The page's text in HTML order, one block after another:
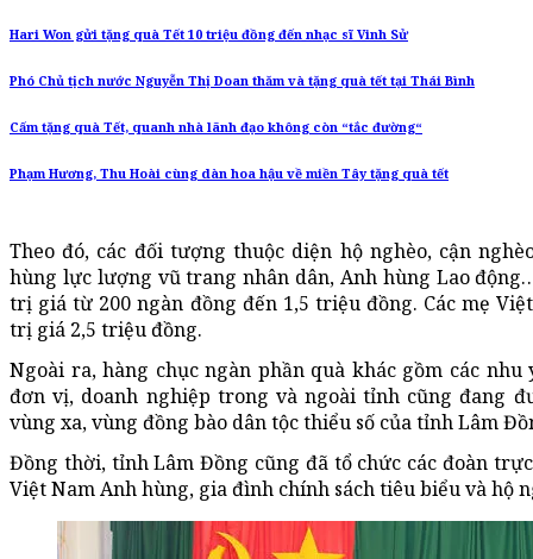
Hari Won gửi tặng quà Tết 10 triệu đồng đến nhạc sĩ Vinh Sử
Phó Chủ tịch nước Nguyễn Thị Doan thăm và tặng quà tết tại Thái Bình
Cấm tặng quà Tết, quanh nhà lãnh đạo không còn “tắc đường“
Phạm Hương, Thu Hoài cùng dàn hoa hậu về miền Tây tặng quà tết
Theo đó, các đối tượng thuộc diện hộ nghèo, cận
hùng lực lượng vũ trang nhân dân, Anh hùng Lao
trị giá từ 200 ngàn đồng đến 1,5 triệu đồng. Các mẹ
trị giá 2,5 triệu đồng.
Ngoài ra, hàng chục ngàn phần quà khác gồm các
đơn vị, doanh nghiệp trong và ngoài tỉnh cũng đang
vùng xa, vùng đồng bào dân tộc thiểu số của tỉnh Lâm
Đồng thời, tỉnh Lâm Đồng cũng đã tổ chức các đoàn
Việt Nam Anh hùng, gia đình chính sách tiêu biểu và hộ